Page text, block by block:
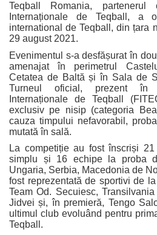
Teqball Romania, partenerul
Internaționale de Teqball, a
international de Teqball, din țara
29 august 2021.
Evenimentul s-a desfășurat în
amenajat în perimetrul
Cetatea de Baltă și în Sala de
Turneul oficial, prezent în
Internaționale de Teqball
exclusiv pe nisip (categoria
cauza timpului nefavorabil,
mutată în sală.
La competiție au fost înscriși
simplu și 16 echipe la proba
Ungaria, Serbia, Macedonia de
fost reprezentată de sportivi de la
Team Od. Secuiesc,
Jidvei și, în premieră, Tengo
ultimul club evoluând pentru
Teqball.